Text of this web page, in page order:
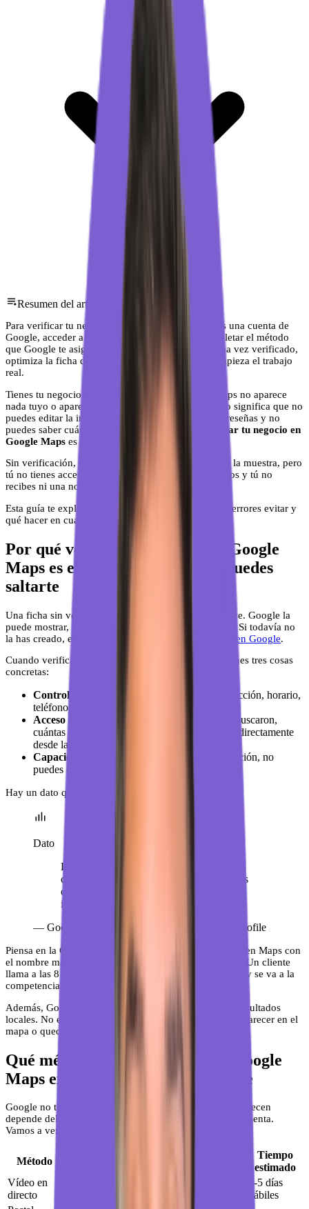
Resumen del artículo
Para verificar tu negocio en Google Maps necesitas una cuenta de
Google, acceder a Google Business Profile y completar el método
que Google te asigne (vídeo, postal o teléfono). Una vez verificado,
optimiza la ficha desde el primer día porque ahí empieza el trabajo
real.
Tienes tu negocio funcionando, pero en Google Maps no aparece
nada tuyo o aparece una ficha que no controlas. Eso significa que no
puedes editar la información, no puedes responder reseñas y no
puedes saber cuánta gente te está buscando.
Verificar tu negocio en
Google Maps es lo que cambia eso.
Sin verificación, tu ficha existe en un limbo. Google la muestra, pero
tú no tienes acceso. Cualquiera puede sugerir cambios y tú no
recibes ni una notificación.
Esta guía te explica cómo verificar paso a paso, qué errores evitar y
qué hacer en cuanto tengas acceso. Sin rodeos.
Por qué verificar tu negocio en Google
Maps es el primer paso que no puedes
saltarte
Una ficha sin verificar es una ficha que no te pertenece. Google la
puede mostrar, sí, pero tú no tienes control sobre ella. Si todavía no
la has creado, empieza por
crear tu perfil de empresa en Google.
Cuando verificas tu negocio en Google Maps, consigues tres cosas
concretas:
Control total de la información
: nombre, dirección, horario,
teléfono, web. Tú decides qué aparece.
Acceso a las estadísticas
: cuántas personas te buscaron,
cuántas pidieron cómo llegar, cuántas llamaron directamente
desde la ficha.
Capacidad de responder reseñas
: sin verificación, no
puedes contestar ni una sola opinión.
Hay un dato que lo resume bien:
Dato
Los negocios con fichas verificadas y
completas reciben hasta 7 veces más visitas
que los que tienen fichas sin verificar o
incompletas.
— Google, datos internos de Google Business Profile
Piensa en la Cerrajería López. Sin verificación, aparece en Maps con
el nombre mal escrito y un horario que nadie actualizó. Un cliente
llama a las 8 de la tarde, la ficha dice que cierra a las 7, y se va a la
competencia. Eso tiene solución, y se llama verificación.
Además, Google prioriza las fichas verificadas en los resultados
locales. No es un detalle menor: es la diferencia entre aparecer en el
mapa o quedarte fuera.
Qué métodos de verificación en Google
Maps existen y cuál te corresponde
Google no te deja elegir libremente. El método que te ofrecen
depende del tipo de negocio, el país y el historial de la cuenta.
Vamos a ver cuáles existen:
Método
Tiempo
estimado
Vídeo en
directo
3-5 días
hábiles